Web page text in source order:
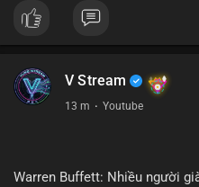
V Stream
13 m · Youtube
Warren Buffett: Nhiều người